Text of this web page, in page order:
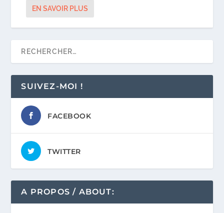
EN SAVOIR PLUS
SUIVEZ-MOI !
FACEBOOK
TWITTER
A PROPOS / ABOUT: